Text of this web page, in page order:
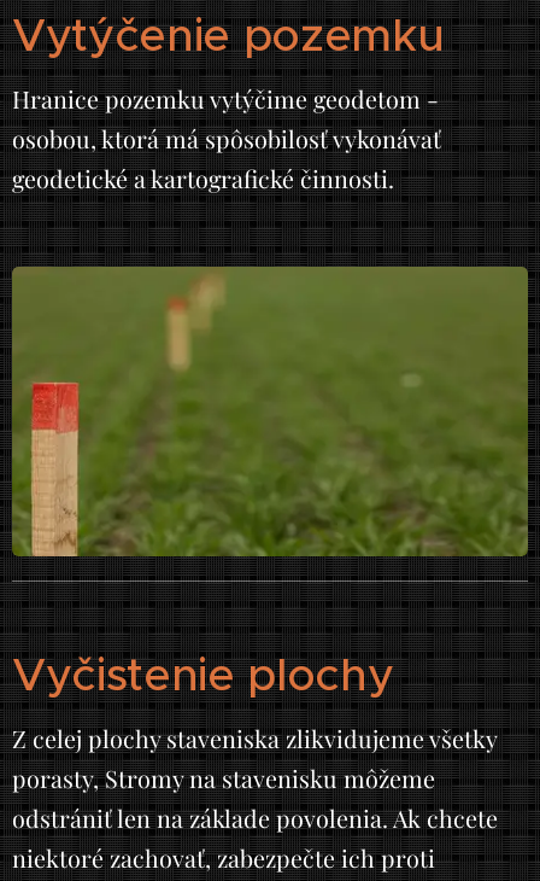
Vytýčenie pozemku
Hranice pozemku vytýčime geodetom -
osobou, ktorá má spôsobilosť vykonávať
geodetické a kartografické činnosti.
Vyčistenie plochy
Z celej plochy staveniska zlikvidujeme všetky
porasty, Stromy na stavenisku môžeme
odstrániť len na základe povolenia. Ak chcete
niektoré zachovať, zabezpečte ich proti